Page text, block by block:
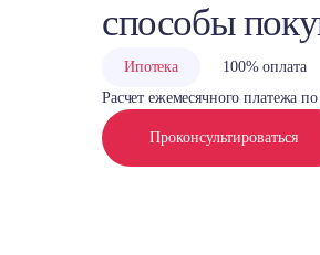
способы
Ипотека 100% оплата
Расчет ежемесячного платежа
Проконсультироваться